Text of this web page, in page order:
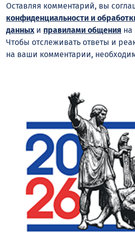
Оставляя комментарий, вы
конфиденциальности и
данных и правилами общения на
Чтобы отслеживать ответы и
на ваши комментарии,